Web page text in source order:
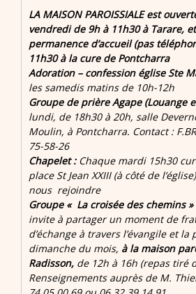
LA MAISON PAROISSIALE est
vendredi de 9h à 11h30 à Tarare,
permanence d’accueil (pas
11h30 à la cure de Pontcharra
Adoration – confession église Ste
les samedis matins de 10h-12h
Groupe de prière Agape (Louange
lundi, de 18h30 à 20h, salle
Moulin, à Pontcharra. Contact :
75-58-26
Chapelet :Chaque mardi 15h30
place St Jean XXIII (à côté de
nous rejoindre
Groupe « La croisée des chemins
invite à partager un moment de
d’échange à travers l’évangile et
dimanche du mois, à la maison
Radisson, de 12h à 16h (repas tiré
Renseignements auprès de M.